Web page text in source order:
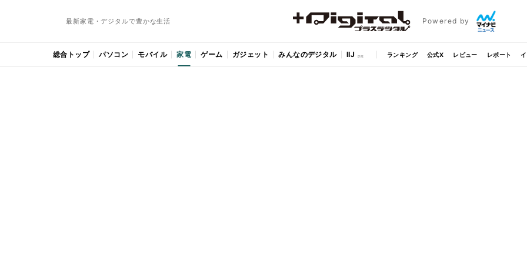
最新家電・デジタルで豊かな生活 Powered by
総合トップ パソコン モバイル 家電 ゲーム ガジェット みんなのデジタル IIJ ランキング 公式X レビュー レポート